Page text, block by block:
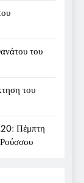
του
του
Πέμπτη